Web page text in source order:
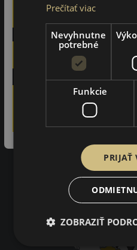
zákazníkov by odporučilo
3402
na
Pravidlá ochrany
Dodacie a
Online vyhlásenie o
Prečítať viac
Nevyhnutne
potrebné
Funkcie
PRIJAŤ
ZOBRAZIŤ